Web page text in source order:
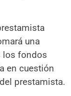
una
los fondos
en cuestión
prestamista.